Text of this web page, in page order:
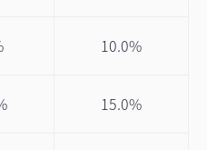
10.0%
15.0%